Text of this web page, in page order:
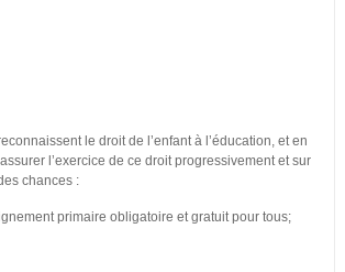
le droit de l’enfant à l’éducation, et en
l’exercice de ce droit progressivement et sur
chances :
primaire obligatoire et gratuit pour tous;